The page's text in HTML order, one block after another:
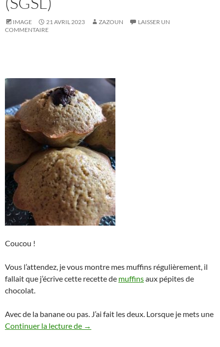
IMAGE 21 AVRIL 2023 ZAZOUN
LAISSER UN
COMMENTAIRE
Coucou !
Vous l’attendez, je vous montre mes muffins régulièrement, il
fallait que j’écrive cette recette de muffinsaux pépites de
chocolat.
Avec de la banane ou pas. J’ai fait les deux. Lorsque je mets une
Continuer la lecture de
Muffins aux pépites de chocolat et
→